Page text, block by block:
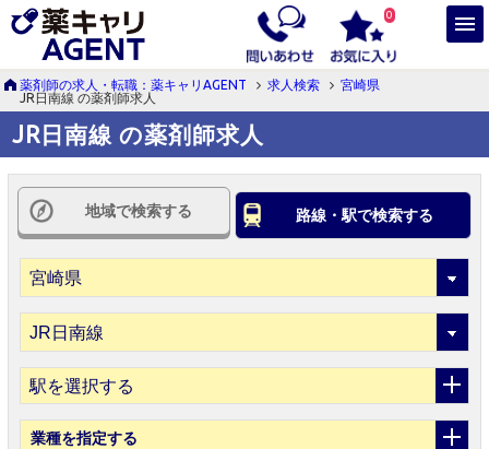
0
薬剤師の求人・転職：薬キャリAGENT 求人検索
宮崎県
JR日南線 の薬剤師求人
JR日南線 の薬剤師求人
地域で検索する 路線・駅で検索する
駅を選択する
業種を指定する